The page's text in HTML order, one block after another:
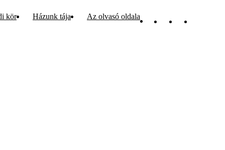
kör Házunk tája Az olvasó oldala